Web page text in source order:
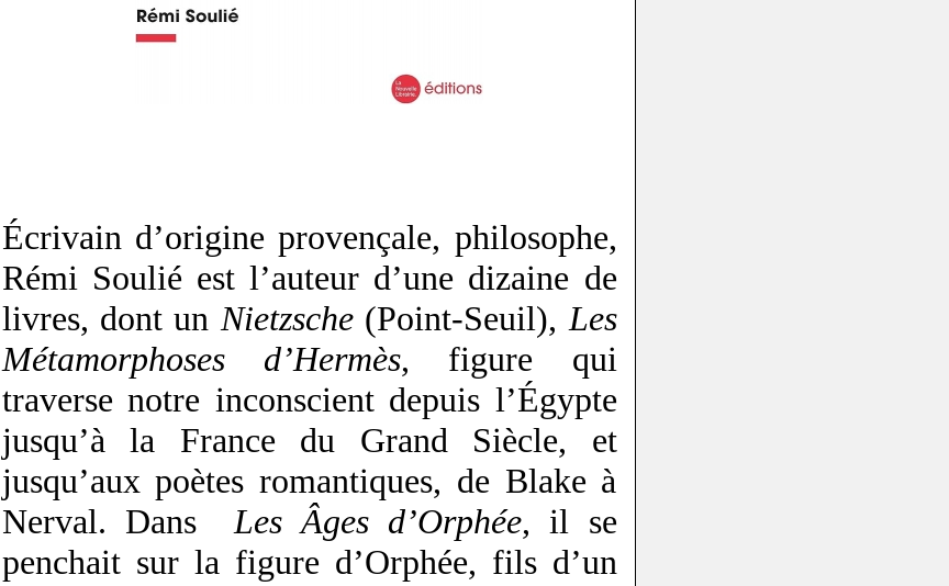
Écrivain d’origine provençale, philosophe,
Rémi Soulié est l’auteur d’une dizaine de
livres, dont unNietzsche(Point-Seuil),Les
Métamorphoses d’Hermès, figure qui
traverse notre inconscient depuis l’Égypte
jusqu’à la France du Grand Siècle, et
jusqu’aux poètes romantiques, de Blake à
Nerval. DansLes Âges d’Orphée, il se
penchait sur la figure d’Orphée, fils d’un